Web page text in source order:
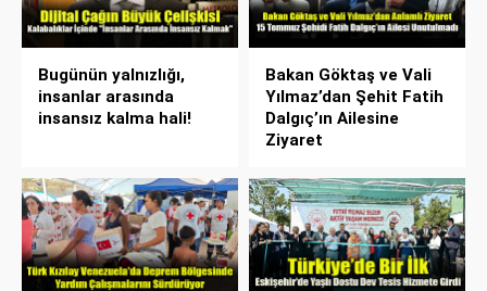
Bugünün yalnızlığı,
insanlar arasında
insansız kalma hali!
Bakan Göktaş ve Vali
Yılmaz’dan Şehit Fatih
Dalgıç’ın Ailesine
Ziyaret